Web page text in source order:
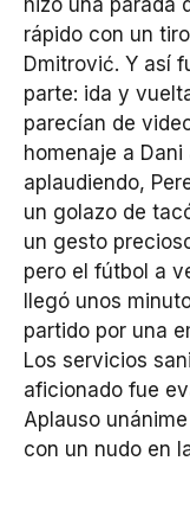
rápido con un
Dmitrović. Y así
parte: ida y
parecían de
homenaje a
aplaudiendo,
un golazo de
un gesto
pero el fútbol a
llegó unos
partido por una
Los servicios
aficionado fue
Aplauso
con un nudo en